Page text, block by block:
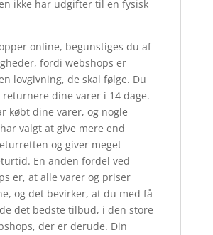
ikke har udgifter til en fysisk
online, begunstiges du af
fordi webshops er
lovgivning, de skal følge. Du
returnere dine varer i 14 dage.
købt dine varer, og nogle
valgt at give mere end
og giver meget
En anden fordel ved
er, at alle varer og priser
og det bevirker, at du med få
det bedste tilbud, i den store
der er derude. Din